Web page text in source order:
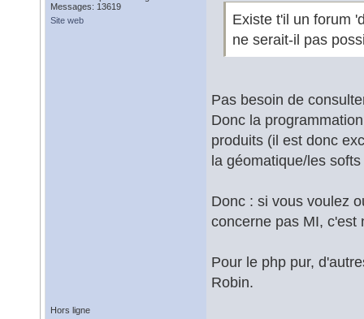
Messages: 13619
Site web
Existe t'il un forum
ne serait-il pas
Pas besoin de
Donc la
produits (il est donc
la géomatique/les
Donc : si vous voulez
concerne pas MI, c'est
Pour le php pur,
Robin.
Hors ligne